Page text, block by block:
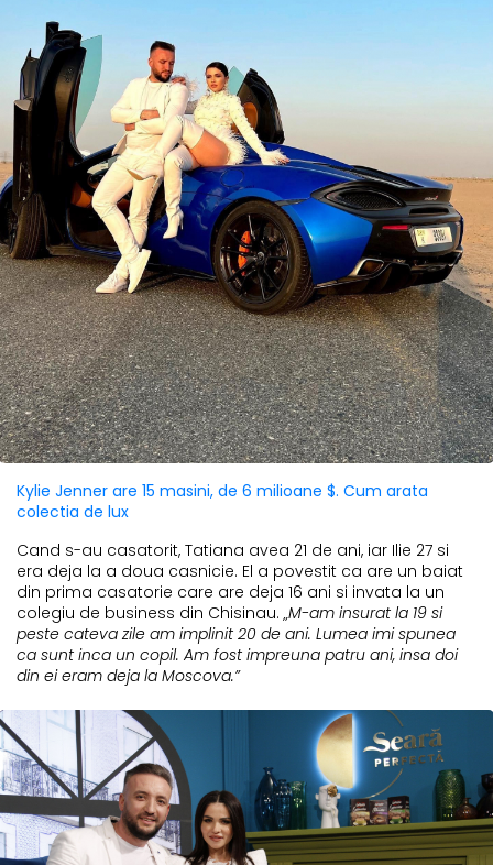
Kylie Jenner are 15 masini, de 6 milioane $. Cum arata
colectia de lux
Cand s-au casatorit, Tatiana avea 21 de ani, iar Ilie 27 si
era deja la a doua casnicie. El a povestit ca are un baiat
din prima casatorie care are deja 16 ani si invata la un
colegiu de business din Chisinau. „M-am insurat la 19 si
peste cateva zile am implinit 20 de ani. Lumea imi spunea
ca sunt inca un copil. Am fost impreuna patru ani, insa doi
din ei eram deja la Moscova.”